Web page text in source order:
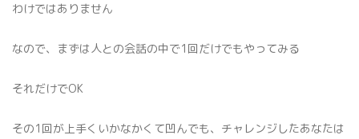
わけではありません
なので、まずは人との会話の中で1回だけでもやってみる
それだけでOK
その1回が上手くいかなかくて凹んでも、チャレンジしたあなたは